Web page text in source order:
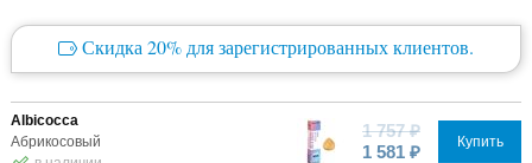
Скидка 20% для зарегистрированных клиентов.
Albicocca
Абрикосовый
1 757 ₽
1 581 ₽
Купить